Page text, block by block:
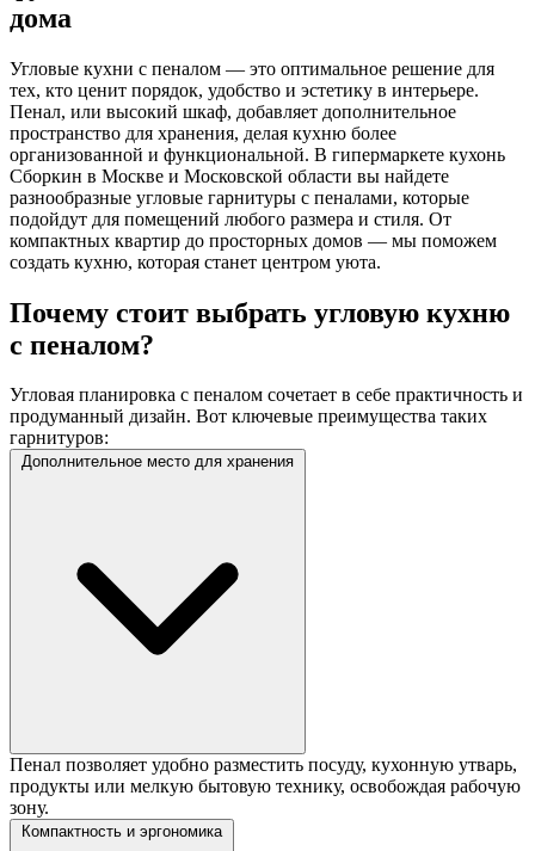
дома
Угловые кухни с пеналом — это оптимальное решение для
тех, кто ценит порядок, удобство и эстетику в интерьере.
Пенал, или высокий шкаф, добавляет дополнительное
пространство для хранения, делая кухню более
организованной и функциональной. В гипермаркете кухонь
Сборкин в Москве и Московской области вы найдете
разнообразные угловые гарнитуры с пеналами, которые
подойдут для помещений любого размера и стиля. От
компактных квартир до просторных домов — мы поможем
создать кухню, которая станет центром уюта.
Почему стоит выбрать угловую кухню
с пеналом?
Угловая планировка с пеналом сочетает в себе практичность и
продуманный дизайн. Вот ключевые преимущества таких
гарнитуров:
Дополнительное место для хранения
Пенал позволяет удобно разместить посуду, кухонную утварь,
продукты или мелкую бытовую технику, освобождая рабочую
зону.
Компактность и эргономика